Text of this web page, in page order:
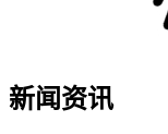
新闻资讯